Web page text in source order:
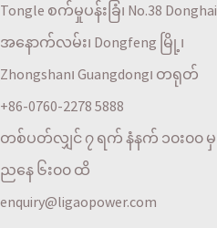
Tongle စက်မှုပန်းခြံ၊ No.38 Donghai
အနောက်လမ်း၊ Dongfeng မြို့၊
Zhongshan၊ Guangdong၊ တရုတ်
+86-0760-2278 5888
တစ်ပတ်လျှင် ၇ ရက် နံနက် ၁၀း၀၀ မှ
ညနေ ၆း၀၀ ထိ
enquiry@ligaopower.com